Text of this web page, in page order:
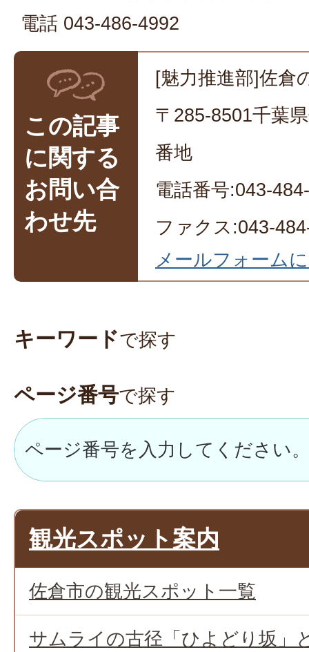
電話 043-486-4992
この記事
に関する
お問い合
わせ先
[魅力推進部]佐倉
〒285-8501千葉
番地
電話番号:043-
ファクス:043-
メールフォーム
キーワードで探す
ページ番号で探す
観光スポット案内
佐倉市の観光スポット一覧
サムライの古径「ひよどり坂」